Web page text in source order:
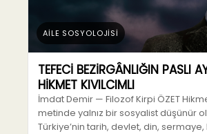
AİLE SOSYOLOJİSİ
TEFECİ BEZİRGÂNLIĞIN PASLI
HİKMET KIVILCIMLI
İmdat Demir — Filozof Kirpi ÖZET Hikmet
metinde yalnız bir sosyalist düşünür
Türkiye’nin tarih, devlet, din,